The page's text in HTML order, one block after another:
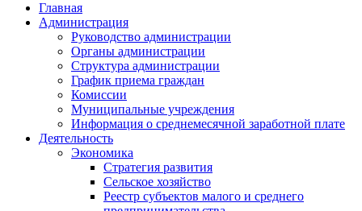
Главная
Администрация
Руководство администрации
Органы администрации
Структура администрации
График приема граждан
Комиссии
Муниципальные учреждения
Информация о среднемесячной заработной плате
Деятельность
Экономика
Стратегия развития
Сельское хозяйство
Реестр субъектов малого и среднего